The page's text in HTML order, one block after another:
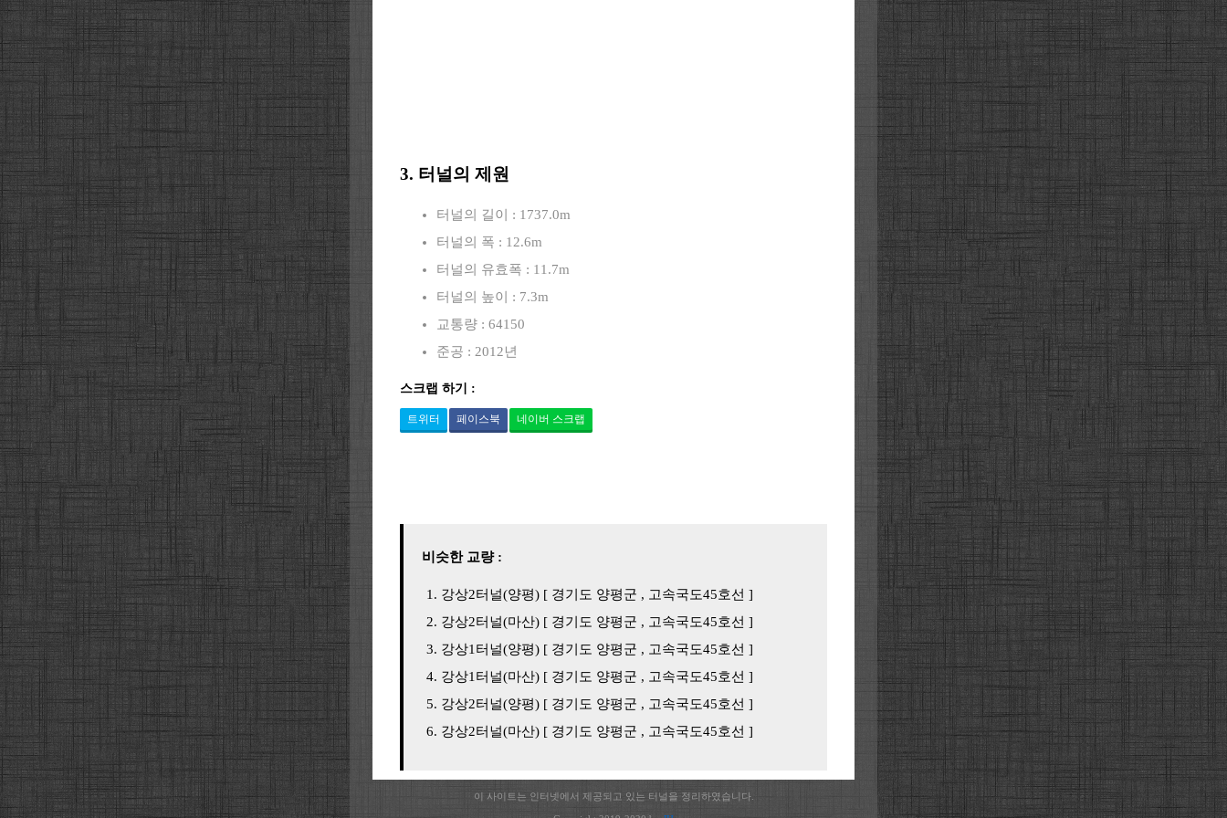
3. 터널의 제원
터널의 길이 : 1737.0m
터널의 폭 : 12.6m
터널의 유효폭 : 11.7m
터널의 높이 : 7.3m
교통량 : 64150
준공 : 2012년
스크랩 하기 :
트위터 페이스북 네이버 스크랩
비슷한 교량 :
강상2터널(양평) [ 경기도 양평군 , 고속국도45호선 ]
강상2터널(마산) [ 경기도 양평군 , 고속국도45호선 ]
강상1터널(양평) [ 경기도 양평군 , 고속국도45호선 ]
강상1터널(마산) [ 경기도 양평군 , 고속국도45호선 ]
강상2터널(양평) [ 경기도 양평군 , 고속국도45호선 ]
강상2터널(마산) [ 경기도 양평군 , 고속국도45호선 ]
이 사이트는 인터넷에서 제공되고 있는 터널을 정리하였습니다.